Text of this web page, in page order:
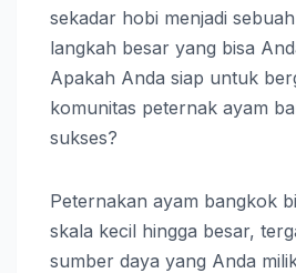
sekadar hobi menjadi
langkah besar yang bisa
Apakah Anda siap untuk
komunitas peternak ayam
sukses?
Peternakan ayam bangkok
skala kecil hingga besar,
sumber daya yang Anda